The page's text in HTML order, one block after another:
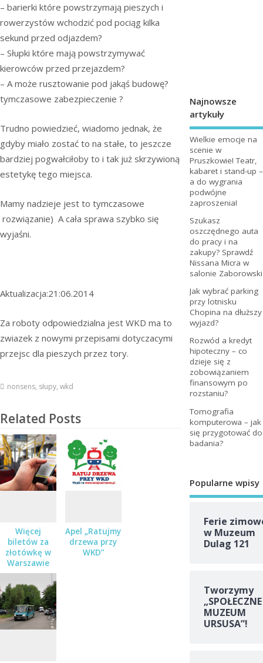
– barierki które powstrzymają pieszych i
rowerzystów wchodzić pod pociąg kilka
sekund przed odjazdem?
– Słupki które mają powstrzymywać
kierowców przed przejazdem?
– A może rusztowanie pod jakąś budowę?
tymczasowe zabezpieczenie ?
Trudno powiedzieć, wiadomo jednak, że
gdyby miało zostać to na stałe, to jeszcze
bardziej pogwałciłoby to i tak już skrzywioną
estetykę tego miejsca.
Mamy nadzieje jest to tymczasowe
rozwiązanie) A cała sprawa szybko się
wyjaśni.
Aktualizacja:21:06.2014
Za roboty odpowiedzialna jest WKD ma to
zwiazek z nowymi przepisami dotyczacymi
przejsc dla pieszych przez tory.
nonsens, słupy, wkd
Related Posts
Więcej
biletów za
złotówkę w
Warszawie
Apel „Ratujmy
drzewa przy
WKD”
Najnowsze
artykuły
Wielkie emocje na
scenie w
Pruszkowie! Teatr,
kabaret i stand-up –
a do wygrania
podwójne
zaproszenia!
Szukasz
oszczędnego auta
do pracy i na
zakupy? Sprawdź
Nissana Micra w
salonie Zaborowski
Jak wybrać parking
przy lotnisku
Chopina na dłuższy
wyjazd?
Rozwód a kredyt
hipoteczny – co
dzieje się z
zobowiązaniem
finansowym po
rozstaniu?
Tomografia
komputerowa – jak
się przygotować do
badania?
Popularne wpisy
Ferie
w Muzeum
Dulag 121
Tworzymy
„SPOŁECZNE
MUZEUM
URSUSA”!